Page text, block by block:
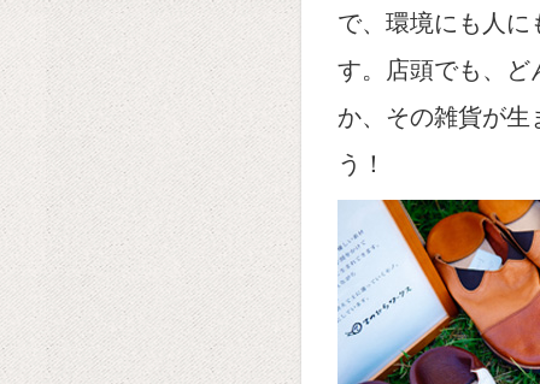
で、環境にも人
す。店頭でも、ど
か、その雑貨が
う！